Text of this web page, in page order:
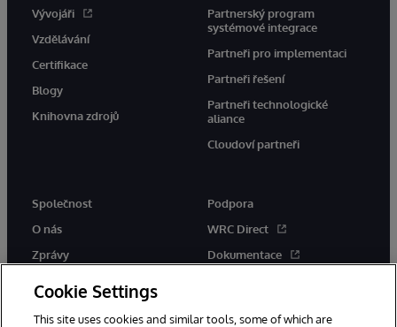
Vývojáři
Vzdělávání
Certifikace
Blogy
Knihovna zdrojů
Partnerský program
systémové integrace
Partneři pro implementaci
Partneři řešení
Partneři technologické
aliance
Cloudoví partneři
Společnost
O nás
Zprávy
Podpora
WRC Direct
Dokumentace
Cookie Settings
This site uses cookies and similar tools, some of which are